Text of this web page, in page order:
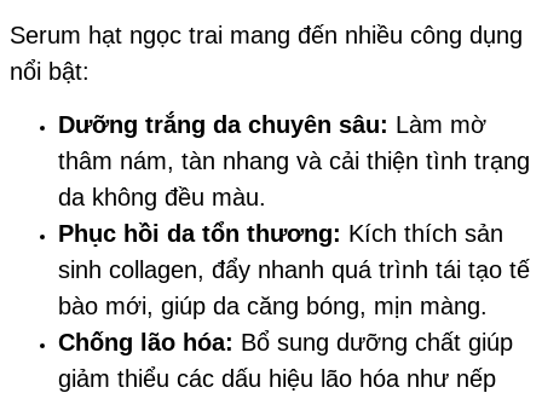
Serum hạt ngọc trai mang đến nhiều công dụng
nổi bật:
Dưỡng trắng da chuyên sâu: Làm mờ
thâm nám, tàn nhang và cải thiện tình trạng
da không đều màu.
Phục hồi da tổn thương: Kích thích sản
sinh collagen, đẩy nhanh quá trình tái tạo tế
bào mới, giúp da căng bóng, mịn màng.
Chống lão hóa: Bổ sung dưỡng chất giúp
giảm thiểu các dấu hiệu lão hóa như nếp